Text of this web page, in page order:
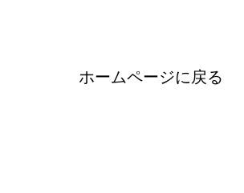
ホームページに戻る